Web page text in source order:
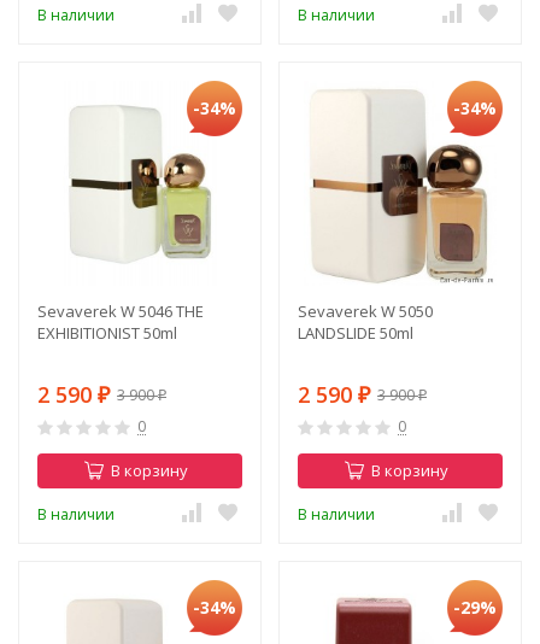
В наличии В наличии
-34%
Sevaverek W 5046 THE
EXHIBITIONIST 50ml
2 590 ₽ 3 900₽
0
В корзину
В наличии
-34%
Sevaverek W 5050
LANDSLIDE 50ml
2 590 ₽ 3 900₽
0
В корзину
В наличии
-34% -29%